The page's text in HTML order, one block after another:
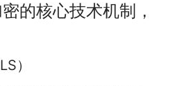
的核心技术机制，
）